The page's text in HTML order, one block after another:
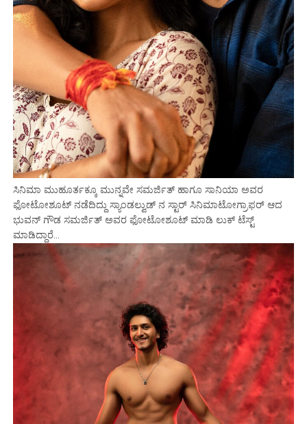
ಸಿನಿಮಾ ಮುಹೂರ್ತಕ್ಕೂ ಮುನ್ನವೇ ಸಮರ್ಜಿತ್ ಹಾಗೂ ಸಾನಿಯಾ ಅವರ
ಫೋಟೋಶೂಟ್ ನಡೆದಿದ್ದು ಸ್ಯಾಂಡಲ್ವುಡ್ ನ ಸ್ಟಾರ್ ಸಿನಿಮಾಟೋಗ್ರಾಫರ್ ಆದ
ಭುವನ್ ಗೌಡ ಸಮರ್ಜಿತ್ ಅವರ ಫೋಟೋಶೂಟ್ ಮಾಡಿ ಲುಕ್ ಟೆಸ್ಟ್
ಮಾಡಿದ್ದಾರೆ…